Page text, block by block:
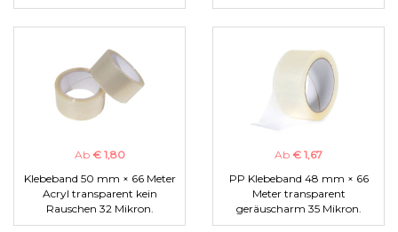
Ab € 1,80
Klebeband 50 mm × 66 Meter
Acryl transparent kein
Rauschen 32 Mikron.
Ab € 1,67
PP Klebeband 48 mm × 66
Meter transparent
geräuscharm 35 Mikron.